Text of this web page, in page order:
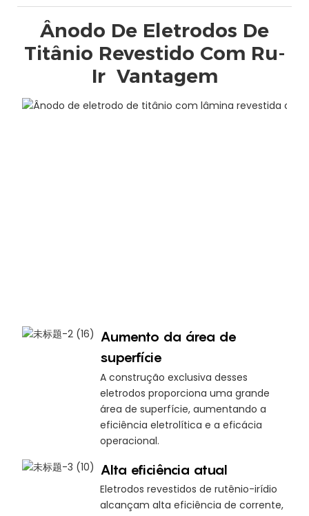
Ânodo De Eletrodos De
Titânio Revestido Com Ru-
Ir Vantagem
Aumento da área de
superfície
A construção exclusiva desses
eletrodos proporciona uma grande
área de superfície, aumentando a
eficiência eletrolítica e a eficácia
operacional.
Alta eficiência atual
Eletrodos revestidos de rutênio-irídio
alcançam alta eficiência de corrente,